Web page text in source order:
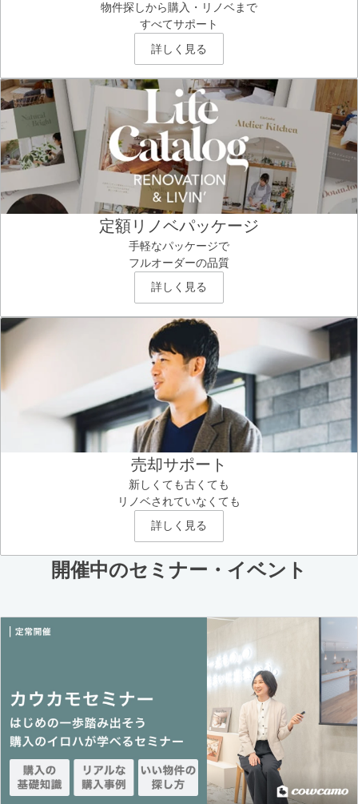
物件探しから購入・リノベまで
すべてサポート
詳しく見る
定額リノベパッケージ
手軽なパッケージで
フルオーダーの品質
詳しく見る
売却サポート
新しくても古くても
リノベされていなくても
詳しく見る
開催中のセミナー・イベント